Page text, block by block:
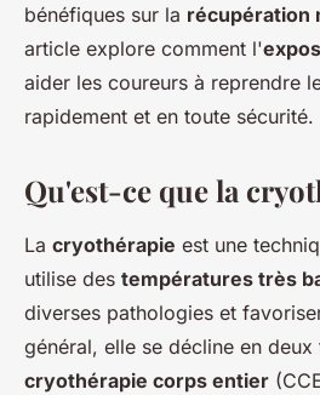
bénéfiques sur la récupération
article explore comment l'
aider les coureurs à reprendre
rapidement et en toute sécurité.
Qu'est-ce que la
La cryothérapie est une
utilise des températures très
diverses pathologies et
général, elle se décline en
cryothérapie corps entier